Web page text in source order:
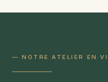
— NOTRE ATELIER EN